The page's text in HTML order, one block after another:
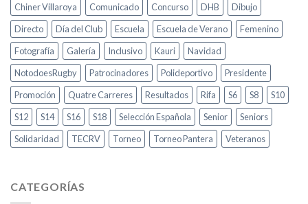
Chiner Villaroya
Comunicado Concurso DHB
Dibujo
Directo
Día del Club Escuela Escuela de Verano
Femenino
Fotografía
Galería Inclusivo Kauri
Navidad
NotodoesRugby
Patrocinadores Polideportivo
Presidente
Promoción
Quatre Carreres Resultados Rifa S6 S8
S10
S12
S14 S16 S18 Selección Española Senior
Seniors
Solidaridad
TECRV Torneo Torneo Pantera Veteranos
CATEGORÍAS